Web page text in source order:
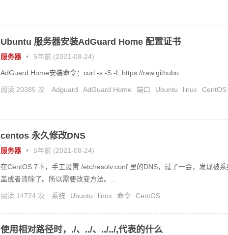
Ubuntu 服务器安装AdGuard Home 配置证书
服务器 • 5年前 (2021-08-24)
AdGuard Home安装命令：curl -s -S -L https://raw.githubu...
阅读 20385 次 Adguard AdGuard Home 端口 Ubuntu linux CentOS
centos 永久修改DNS
服务器 • 5年前 (2021-08-24)
在CentOS 7下，手工设置 /etc/resolv.conf 里的DNS，过了一会，发现被系
盖或者清除了。所以需要改变方法。...
阅读 14724 次 系统 Ubuntu linux 命令 CentOS
使用相对路径时，./、../、../../,代表的什么